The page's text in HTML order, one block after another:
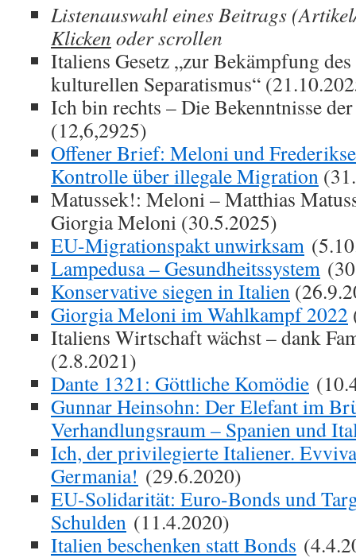
Listenauswahl eines Beitrags
Klicken oder scrollen
Italiens Gesetz „zur Bekämpfung
kulturellen Separatismus“
Ich bin rechts – Die Bekenntnisse
(12,6,2925)
Offener Brief: Meloni und
Kontrolle über illegale Migration
Matussek!: Meloni – Matthias
Giorgia Meloni (30.5.2025)
EU-Migrationspakt unwirksam
Lampedusa – Gesundheitssystem
Konservative siegen in Italien
Giorgia Meloni im Wahlkampf 2022
Italiens Wirtschaft wächst – dank
(2.8.2021)
Dante 1321: Göttliche Komödie
Gunnar Heinsohn: Der Elefant im
Verhandlungsraum – Spanien und
Ich, der privilegierte Italiener.
Germania! (29.6.2020)
EU-Solidarität: Euro-Bonds und
Schulden (11.4.2020)
Italien beschenken statt Bonds